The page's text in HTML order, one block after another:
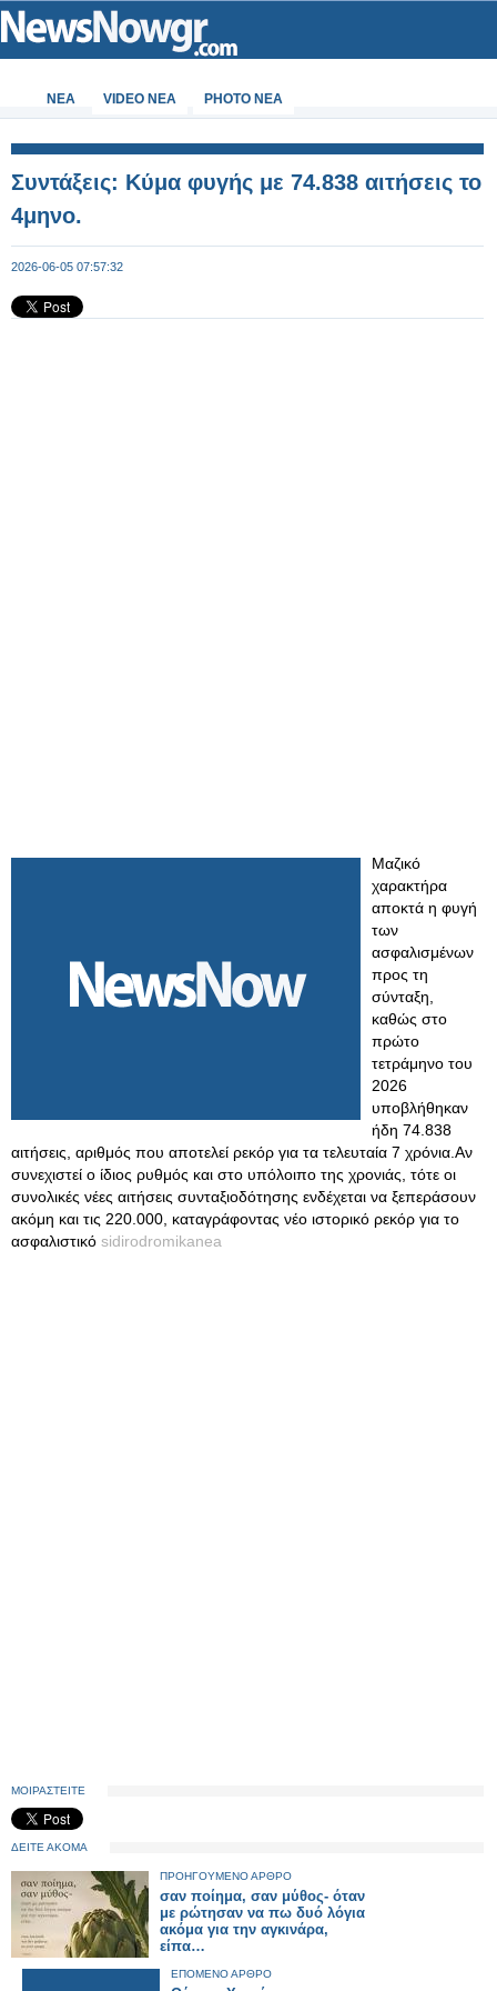
ΝΕΑ VIDEO NEA PHOTO NEA
Συντάξεις: Κύμα φυγής με 74.838 αιτήσεις το
4μηνο.
2026-06-05 07:57:32
Μαζικό
χαρακτήρα
αποκτά η φυγή
των
ασφαλισμένων
προς τη
σύνταξη,
καθώς στο
πρώτο
τετράμηνο του
2026
υποβλήθηκαν
ήδη 74.838
αιτήσεις, αριθμός που αποτελεί ρεκόρ για τα τελευταία 7 χρόνια.Αν
συνεχιστεί ο ίδιος ρυθμός και στο υπόλοιπο της χρονιάς, τότε οι
συνολικές νέες αιτήσεις συνταξιοδότησης ενδέχεται να ξεπεράσουν
ακόμη και τις 220.000, καταγράφοντας νέο ιστορικό ρεκόρ για το
ασφαλιστικό sidirodromikanea
ΜΟΙΡΑΣΤΕΙΤΕ
ΔΕΙΤΕ ΑΚΟΜΑ
ΠΡΟΗΓΟΥΜΕΝΟ ΑΡΘΡΟ
σαν ποίημα, σαν μύθος- όταν
με ρώτησαν να πω δυό λόγια
ακόμα για την αγκινάρα,
είπα…
ΕΠΟΜΕΝΟ ΑΡΘΡΟ